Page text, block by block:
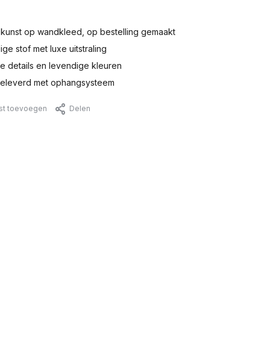
op wandkleed, op bestelling gemaakt
stof met luxe uitstraling
details en levendige kleuren
met ophangsysteem
toevoegen Delen